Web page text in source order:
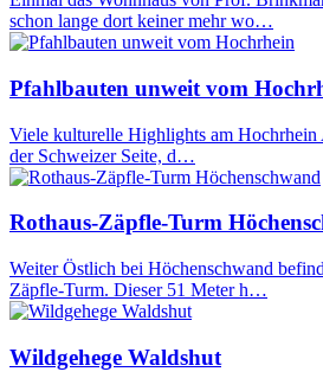
schon lange dort keiner mehr wo…
Pfahlbauten unweit vom
Viele kulturelle Highlights am
der Schweizer Seite, d…
Rothaus-Zäpfle-Turm
Weiter Östlich bei Höchenschwand
Zäpfle-Turm. Dieser 51 Meter h…
Wildgehege Waldshut